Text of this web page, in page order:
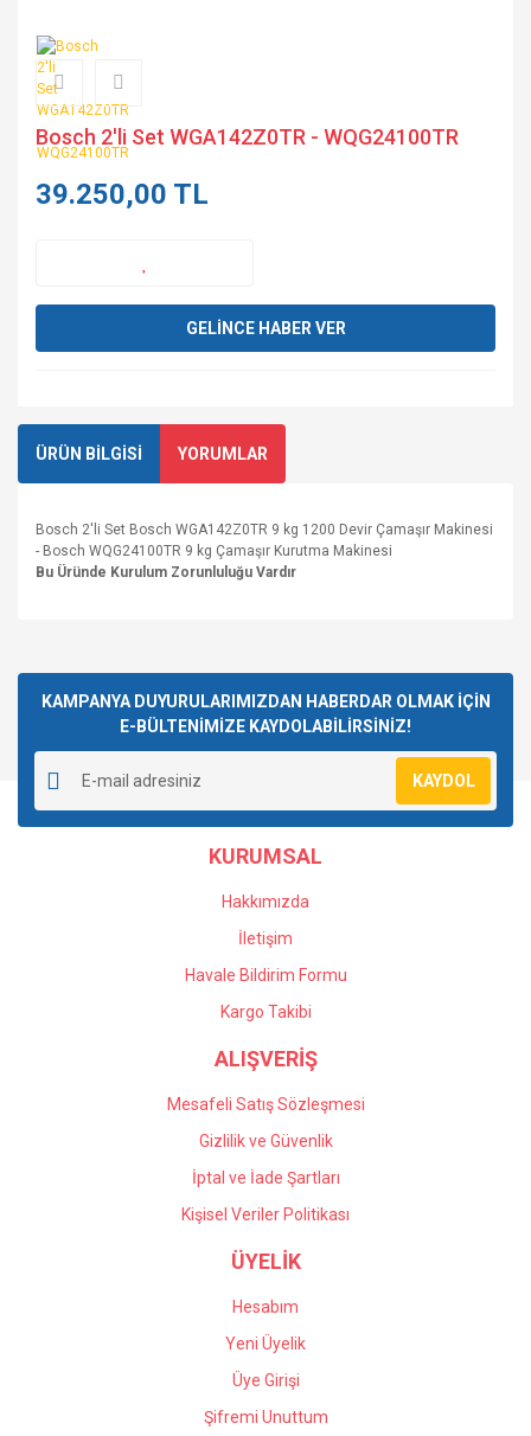
Bosch 2'li Set WGA142Z0TR - WQG24100TR
39.250,00 TL
GELİNCE HABER VER
ÜRÜN BİLGİSİ YORUMLAR
Bosch 2'li Set Bosch WGA142Z0TR 9 kg 1200 Devir Çamaşır Makinesi
- Bosch WQG24100TR 9 kg Çamaşır Kurutma Makinesi
Bu Üründe Kurulum Zorunluluğu Vardır
KAMPANYA DUYURULARIMIZDAN HABERDAR OLMAK İÇİN
E-BÜLTENİMİZE KAYDOLABİLİRSİNİZ!
KAYDOL
KURUMSAL
Hakkımızda
İletişim
Havale Bildirim Formu
Kargo Takibi
ALIŞVERİŞ
Mesafeli Satış Sözleşmesi
Gizlilik ve Güvenlik
İptal ve İade Şartları
Kişisel Veriler Politikası
ÜYELİK
Hesabım
Yeni Üyelik
Üye Girişi
Şifremi Unuttum